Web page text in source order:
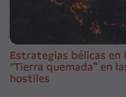
Estrategias bélicas en
“Tierra quemada” en
hostiles